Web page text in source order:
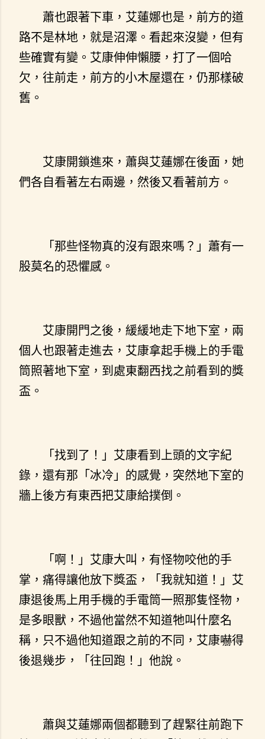
蕭也跟著下車，艾蓮娜也是，前方的道
路不是林地，就是沼澤。看起來沒變，但有
些確實有變。艾康伸伸懶腰，打了一個哈
欠，往前走，前方的小木屋還在，仍那樣破
舊。
艾康開鎖進來，蕭與艾蓮娜在後面，她
們各自看著左右兩邊，然後又看著前方。
「那些怪物真的沒有跟來嗎？」蕭有一
股莫名的恐懼感。
艾康開門之後，緩緩地走下地下室，兩
個人也跟著走進去，艾康拿起手機上的手電
筒照著地下室，到處東翻西找之前看到的獎
盃。
「找到了！」艾康看到上頭的文字紀
錄，還有那「冰冷」的感覺，突然地下室的
牆上後方有東西把艾康給撲倒。
「啊！」艾康大叫，有怪物咬他的手
掌，痛得讓他放下獎盃，「我就知道！」艾
康退後馬上用手機的手電筒一照那隻怪物，
是多眼獸，不過他當然不知道牠叫什麼名
稱，只不過他知道跟之前的不同，艾康嚇得
後退幾步，「往回跑！」他說。
蕭與艾蓮娜兩個都聽到了趕緊往前跑下